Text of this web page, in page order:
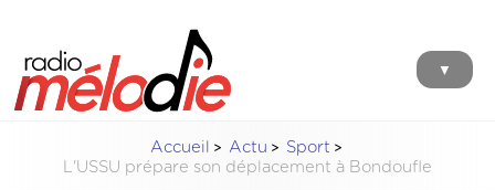
▼
Accueil Actu
Sport
L'USSU prépare son déplacement à Bondoufle